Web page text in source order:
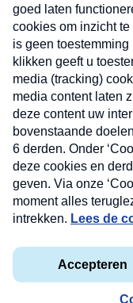
Privacyverklaring
Kwetsbaarheid
Copyright © 2026 MAX
Nieuwsbrief
Neem hier een
nieuwsbrief. Elke